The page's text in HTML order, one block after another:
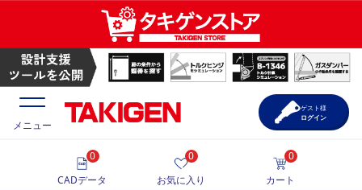
価格一覧
メニュー
0
CADデータ
0
お気に入り
0
カート
ゲスト様
ログイン